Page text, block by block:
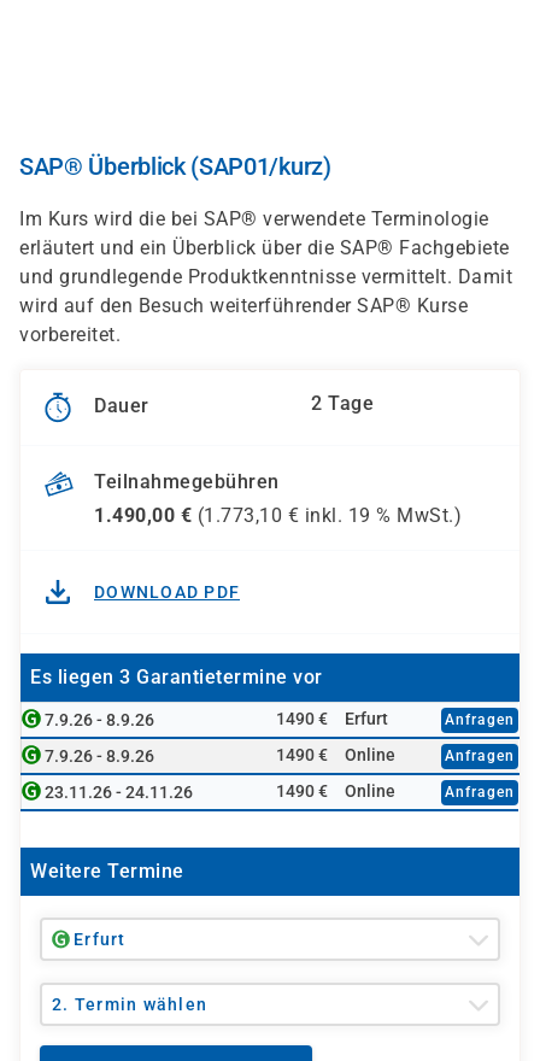
SAP® Überblick (SAP01/kurz)
Im Kurs wird die bei SAP® verwendete Terminologie
erläutert und ein Überblick über die SAP® Fachgebiete
und grundlegende Produktkenntnisse vermittelt. Damit
wird auf den Besuch weiterführender SAP® Kurse
vorbereitet.
Dauer 2 Tage
Teilnahmegebühren
1.490,00 € (1.773,10 € inkl. 19 % MwSt.)
DOWNLOAD PDF
Es liegen 3 Garantietermine vor
7.9.26 - 8.9.26 1490 € Erfurt Anfragen
7.9.26 - 8.9.26 1490 € Online Anfragen
23.11.26 - 24.11.26 1490 € Online Anfragen
Weitere Termine
Erfurt
2. Termin wählen